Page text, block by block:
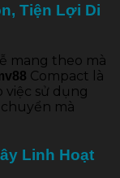
Tiện Lợi Di
mang theo mà
Compact là
việc sử dụng
mà
Linh Hoạt